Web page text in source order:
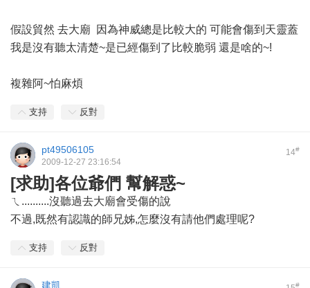
假設貿然 去大廟 因為神威總是比較大的 可能會傷到天靈蓋
我是沒有聽太清楚~是已經傷到了比較脆弱 還是啥的~!
複雜阿~怕麻煩
支持 反對
14#
pt49506105
2009-12-27 23:16:54
[求助]各位爺們 幫解惑~
ㄟ..........沒聽過去大廟會受傷的說
不過,既然有認識的師兄姊,怎麼沒有請他們處理呢?
支持 反對
#
建凱